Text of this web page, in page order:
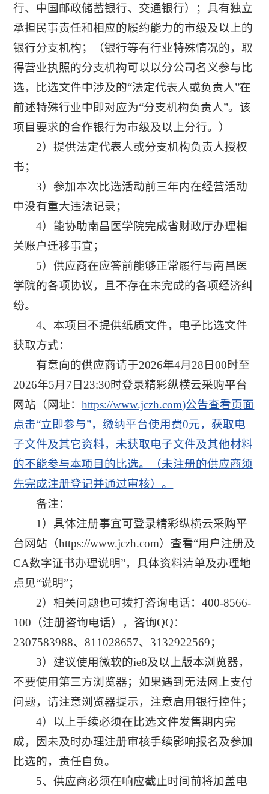
行、中国邮政储蓄银行、交通银行）；具有独立
承担民事责任和相应的履约能力的市级及以上的
银行分支机构；（银行等有行业特殊情况的，取
得营业执照的分支机构可以以分公司名义参与比
选，比选文件中涉及的“法定代表人或负责人”在
前述特殊行业中即对应为“分支机构负责人”。该
项目要求的合作银行为市级及以上分行。）
2）提供法定代表人或分支机构负责人授权
书；
3）参加本次比选活动前三年内在经营活动
中没有重大违法记录；
4）能协助南昌医学院完成省财政厅办理相
关账户迁移事宜；
5）供应商在应答前能够正常履行与南昌医
学院的各项协议，且不存在未完成的各项经济纠
纷。
4、 本项目不提供纸质文件，电子比选文件
获取方式：
有意向的供应商请于2026年4月28日00时至
2026年5月7日23:30时登录精彩纵横云采购平台
网站（网址：https://www.jczh.com)公告查看页面
点击“立即参与”，缴纳平台使用费0元，获取电
子文件及其它资料，未获取电子文件及其他材料
的不能参与本项目的比选。（未注册的供应商须
先完成注册登记并通过审核）。
备注：
1）具体注册事宜可登录精彩纵横云采购平
台网站（https://www.jczh.com）查看“用户注册及
CA数字证书办理说明”，具体资料清单及办理地
点见“说明”；
2）相关问题也可拨打咨询电话：400-8566-
100（注册咨询电话），咨询QQ：
2307583988、811028657、3132922569；
3）建议使用微软的ie8及以上版本浏览器，
不要使用第三方浏览器；如果遇到无法网上支付
问题，请注意浏览器提示，注意启用银行控件；
4）以上手续必须在比选文件发售期内完
成，因未及时办理注册审核手续影响报名及参加
比选的，责任自负。
5、供应商必须在响应截止时间前将加盖电